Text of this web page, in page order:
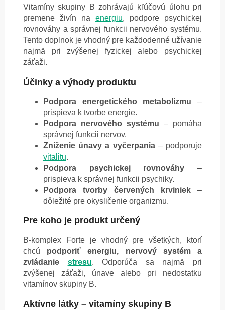
Vitamíny skupiny B zohrávajú kľúčovú úlohu pri
premene živín na energiu, podpore psychickej
rovnováhy a správnej funkcii nervového systému.
Tento doplnok je vhodný pre každodenné užívanie
najmä pri zvýšenej fyzickej alebo psychickej
záťaži.
Účinky a výhody produktu
Podpora energetického metabolizmu –
prispieva k tvorbe energie.
Podpora nervového systému – pomáha
správnej funkcii nervov.
Zníženie únavy a vyčerpania– podporuje
vitalitu.
Podpora psychickej rovnováhy –
prispieva k správnej funkcii psychiky.
Podpora tvorby červených krviniek –
dôležité pre okysličenie organizmu.
Pre koho je produkt určený
B-komplex Forte je vhodný pre všetkých, ktorí
chcú podporiť energiu, nervový systém a
zvládanie stresu. Odporúča sa najmä pri
zvýšenej záťaži, únave alebo pri nedostatku
vitamínov skupiny B.
Aktívne látky – vitamíny skupiny B